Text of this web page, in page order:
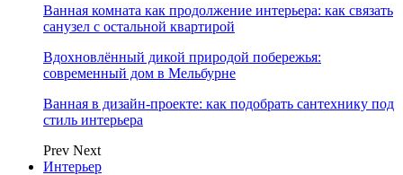
Ванная комната как продолжение интерьера: как связать
санузел с остальной квартирой
Вдохновлённый дикой природой побережья:
современный дом в Мельбурне
Ванная в дизайн-проекте: как подобрать сантехнику под
стиль интерьера
Prev Next
Интерьер